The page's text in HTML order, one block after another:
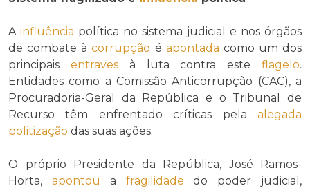
A influência política no sistema judicial e nos órgãos
de combate àcorrupção é apontada como um dos
principais entravesà luta contra esteflagelo.
Entidades como a Comissão Anticorrupção (CAC), a
Procuradoria-Geral da República e o Tribunal de
Recurso têm enfrentado críticas pela alegada
politização das suas ações.
O próprio Presidente da República, José Ramos-
Horta, apontou a fragilidade do poder judicial,